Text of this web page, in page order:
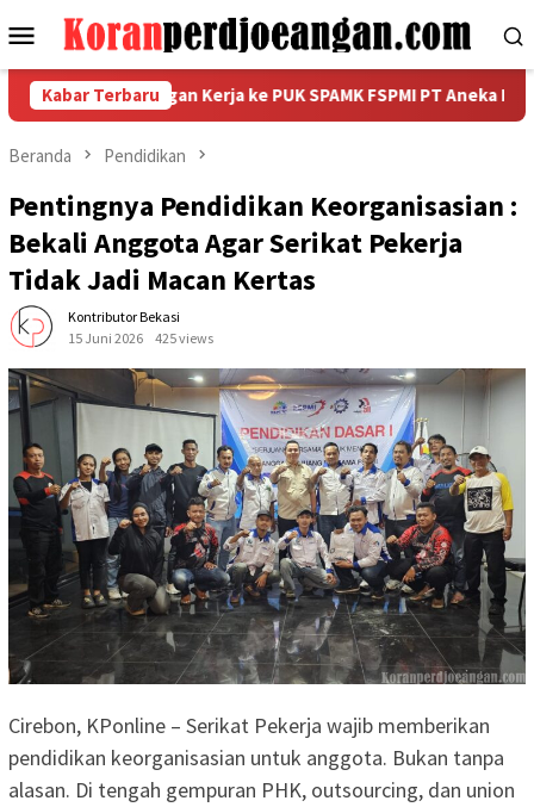
ke
Menu
Mobile
Kabar Terbaru
Kunjungan Kerja ke PUK SPAMK FSPMI PT Aneka Komkar
Beranda Pendidikan
Pentingnya Pendidikan Keorganisasian :
Bekali Anggota Agar Serikat Pekerja
Tidak Jadi Macan Kertas
Kontributor Bekasi
15 Juni 2026
425 views
Cirebon, KPonline – Serikat Pekerja wajib memberikan
pendidikan keorganisasian untuk anggota. Bukan tanpa
alasan. Di tengah gempuran PHK, outsourcing, dan union